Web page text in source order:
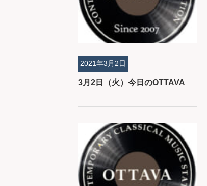
3月2日（火）今日のOTTAVA
2021年3月2日